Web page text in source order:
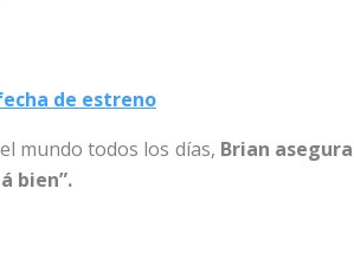
de estreno
mundo todos los días, Brian asegura
bien”.